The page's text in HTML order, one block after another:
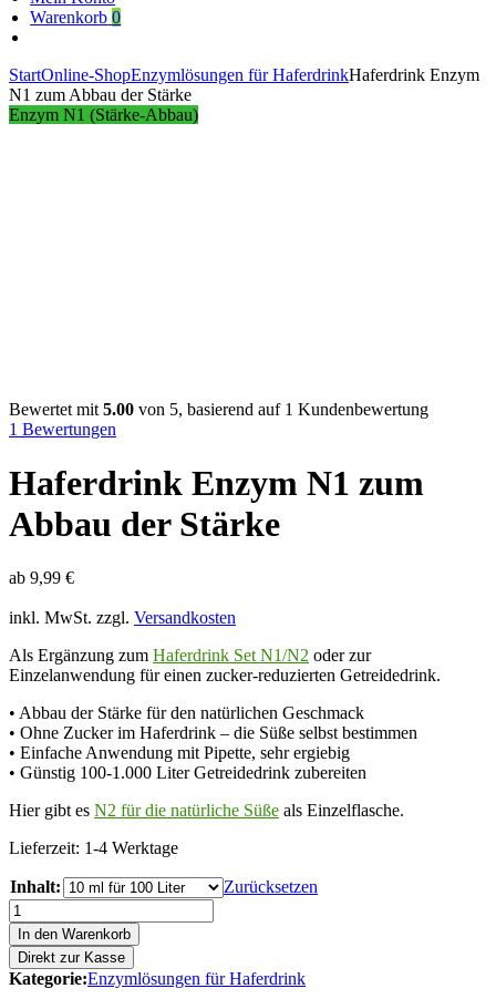
Warenkorb 0
StartOnline-ShopEnzymlösungen für HaferdrinkHaferdrink Enzym
N1 zum Abbau der Stärke
Product
Haferdrink
Starter-
Enzym N1 (Stärke-Abbau)
Bewertet mit 5.00 von 5, basierend auf 1 Kundenbewertung
1 Bewertungen
Haferdrink Enzym N1 zum
Abbau der Stärke
ab 9,99 €
inkl. MwSt. zzgl. Versandkosten
Als Ergänzung zum Haferdrink Set N1/N2 oder zur
Einzelanwendung für einen zucker-reduzierten Getreidedrink.
• Abbau der Stärke für den natürlichen Geschmack
• Ohne Zucker im Haferdrink – die Süße selbst bestimmen
• Einfache Anwendung mit Pipette, sehr ergiebig
• Günstig 100-1.000 Liter Getreidedrink zubereiten
Hier gibt es N2 für die natürliche Süße als Einzelflasche.
Lieferzeit: 1-4 Werktage
Inhalt:
Zurücksetzen
Haferdrink
Enzym
N1
zum
Abbau
In den Warenkorb
Direkt zur Kasse
Kategorie:Enzymlösungen für Haferdrink